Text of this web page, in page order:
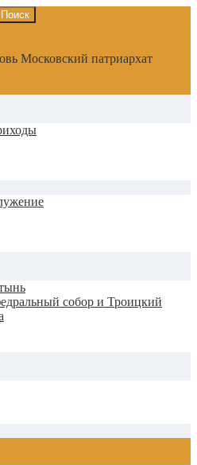
Московский патриархат
собор и Троицкий